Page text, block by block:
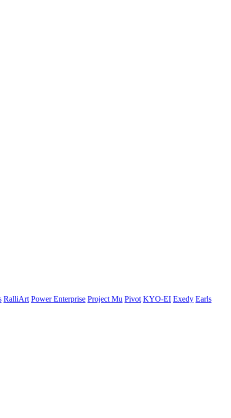
RalliArt Power Enterprise Project Mu Pivot KYO-EI Exedy Earls